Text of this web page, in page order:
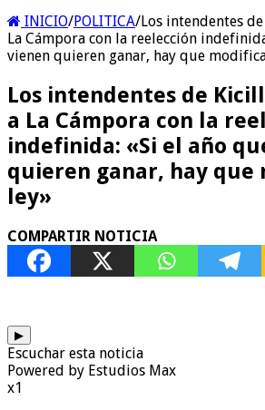
INICIO/POLITICA/Los intendentes
La Cámpora con la reelección
vienen quieren ganar, hay que
Los intendentes de
a La Cámpora con la
indefinida: «Si el año
quieren ganar, hay que
ley»
COMPARTIR NOTICIA
▶
Escuchar esta noticia
Powered by Estudios Max
x1